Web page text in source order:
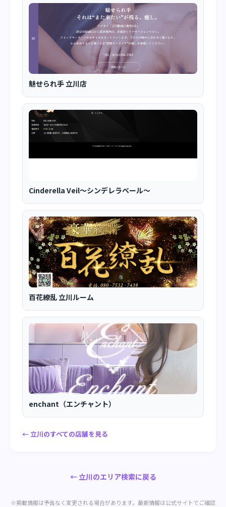
魅せられ手 立川店
Cinderella Veil～シンデレラベール～
百花繚乱 立川ルーム
enchant（エンチャント）
← 立川のすべての店舗を見る
← 立川のエリア検索に戻る
※掲載情報は予告なく変更される場合があります。最新情報は公式サイトでご確認